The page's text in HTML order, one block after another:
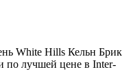
White Hills Кельн Брик
по лучшей цене в Inter-